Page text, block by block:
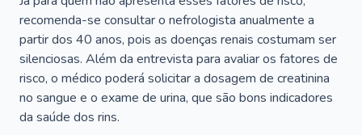
recomenda-se consultar o nefrologista anualmente a
partir dos 40 anos, pois as doenças renais costumam ser
silenciosas. Além da entrevista para avaliar os fatores de
risco, o médico poderá solicitar a dosagem de creatinina
no sangue e o exame de urina, que são bons indicadores
da saúde dos rins.